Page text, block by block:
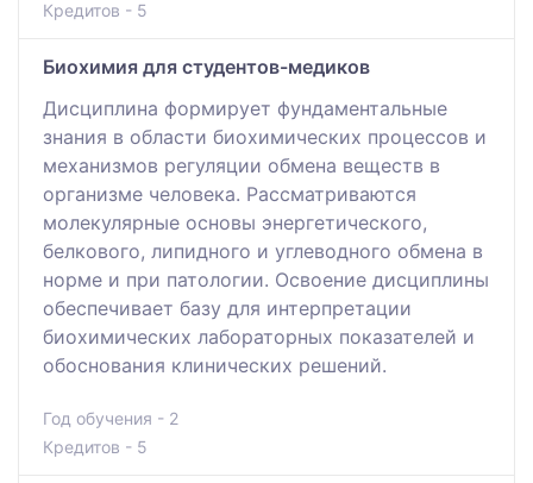
Кредитов - 5
Биохимия для студентов-медиков
Дисциплина формирует фундаментальные
знания в области биохимических процессов и
механизмов регуляции обмена веществ в
организме человека. Рассматриваются
молекулярные основы энергетического,
белкового, липидного и углеводного обмена в
норме и при патологии. Освоение дисциплины
обеспечивает базу для интерпретации
биохимических лабораторных показателей и
обоснования клинических решений.
Год обучения - 2
Кредитов - 5